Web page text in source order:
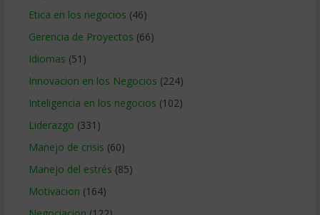
Etica en los negocios (46)
Gerencia de Proyectos (66)
Idiomas (51)
Innovacion en los Negocios (224)
Inteligencia en los negocios (102)
Liderazgo (331)
Manejo de crisis (60)
Manejo del estrés (85)
Motivacion (164)